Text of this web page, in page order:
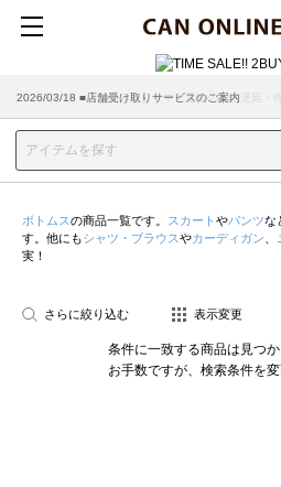
2026/07/29 ■【お知らせ】ヤマト運輸の配送遅延・
2026/03/18 ■店舗受け取りサービスのご案内
ボトムスの商品一覧です。 スカート やパンツな
す。他にもシャツ・ブラウスやカーディガン
実！
さらに絞り込む 表示変更
条件に一致する商品は見つか
お手数ですが、検索条件を変